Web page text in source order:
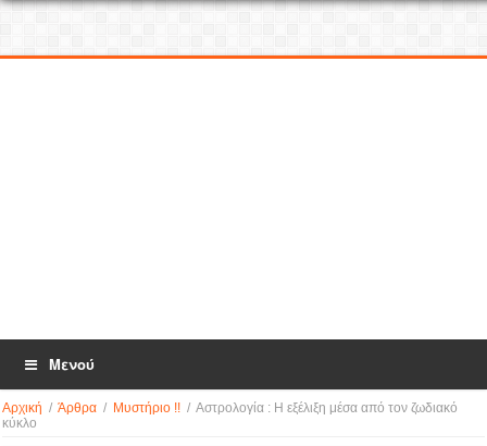
Μενού
Αρχική / Άρθρα / Μυστήριο !! / Αστρολογία : Η εξέλιξη μέσα από τον ζωδιακό
κύκλο